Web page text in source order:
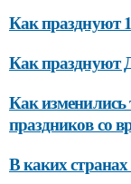
Как празднуют
Как празднуют
Как изменились
праздников со
В каких